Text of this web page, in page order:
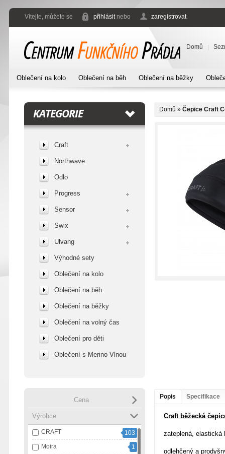
Vítejte, můžete se přihlásitnebo zaregistrovat.
Domů
Oblečení na kolo Oblečení na běh Oblečení na běžky
KATEGORIE
Craft
Northwave
Odlo
Progress
Sensor
Swix
Ulvang
Výhodné sety
Oblečení na kolo
Oblečení na běh
Oblečení na běžky
Oblečení na volný čas
Oblečení pro děti
Oblečení s Merino Vlnou
Cena
Výrobce
CRAFT
103
Moira
1
Domů » Čepice Craft
Popis Specifikace
Craft běžecká
zateplená, elastická
odlehčený a